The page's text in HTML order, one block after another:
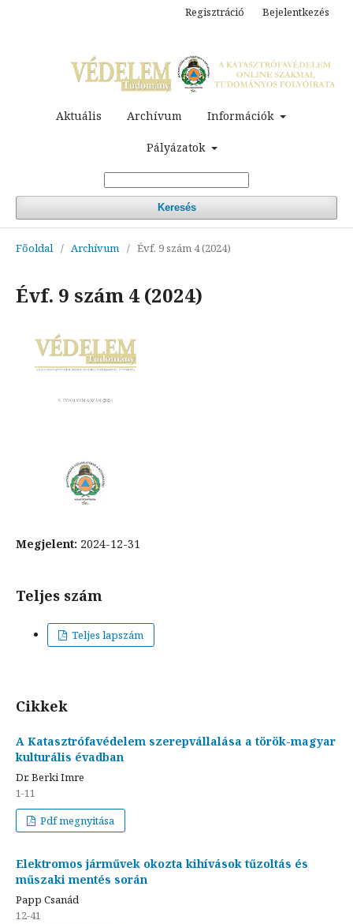
Aktuális Archívum Információk
Pályázatok
Keresés
Regisztráció Bejelentkezés
Főoldal / Archívum / Évf. 9 szám 4 (2024)
Évf. 9 szám 4 (2024)
Megjelent: 2024-12-31
Teljes szám
Teljes lapszám
Cikkek
A Katasztrófavédelem szerepvállalása a török-magyar
kulturális évadban
Dr. Berki Imre
1-11
Pdf megnyitása
Elektromos járművek okozta kihívások tűzoltás és
műszaki mentés során
Papp Csanád
12-41